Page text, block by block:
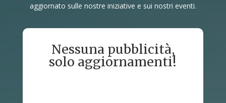
aggiornato sulle nostre iniziative e sui nostri eventi.
Nessuna pubblicità,
solo aggiornamenti!